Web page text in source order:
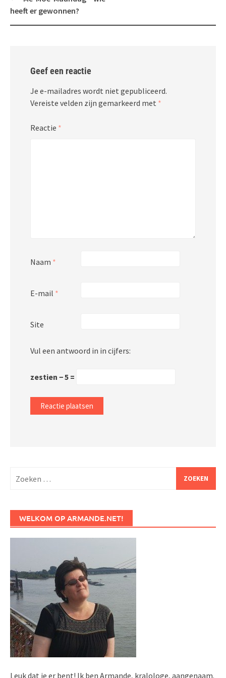
navigatie
heeft er gewonnen?
Geef een reactie
Je e-mailadres wordt niet gepubliceerd.
Vereiste velden zijn gemarkeerd met *
Reactie *
Naam *
E-mail *
Site
Vul een antwoord in in cijfers:
zestien − 5 =
naar:
WELKOM OP ARMANDE.NET!
Leuk dat je er bent! Ik ben Armande, kralologe, aangenaam.